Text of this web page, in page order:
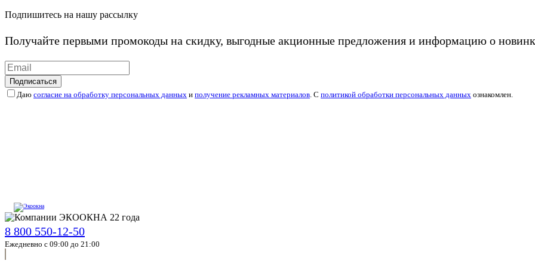
Подпишитесь на нашу рассылку
Получайте первыми промокоды на скидку, выгодные акционные предложения и информацию о
Подписаться
Даю согласие на обработку персональных данных и получение рекламных материалов . С политикой обработки персональных данных ознакомлен.
8 800 550-12-50
Ежедневно с 09:00 до 21:00